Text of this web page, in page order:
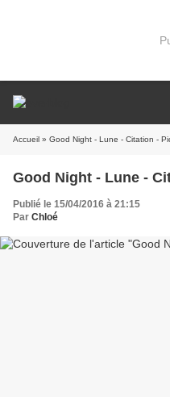
Accueil » Good Night - Lune - Citation -
Good Night - Lune -
Publié le 15/04/2016 à 21:15
Par Chloé